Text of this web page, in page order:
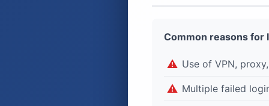
Common reasons for
Use of VPN,
Multiple failed